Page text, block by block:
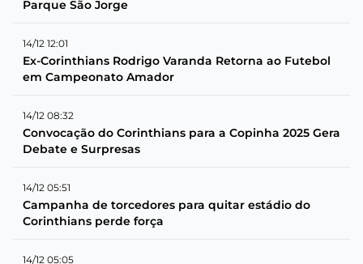
Parque São Jorge
14/12 12:01
Ex-Corinthians Rodrigo Varanda Retorna ao Futebol
em Campeonato Amador
14/12 08:32
Convocação do Corinthians para a Copinha 2025 Gera
Debate e Surpresas
14/12 05:51
Campanha de torcedores para quitar estádio do
Corinthians perde força
14/12 05:05